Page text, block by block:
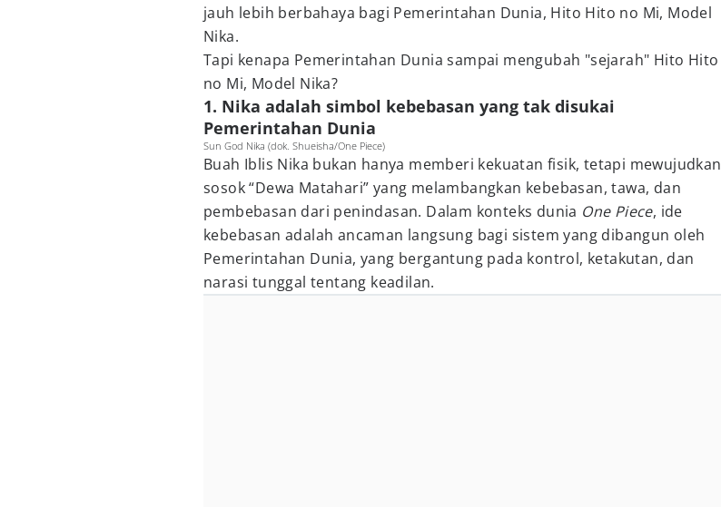
jauh lebih berbahaya bagi Pemerintahan Dunia, Hito Hito no Mi, Model
Nika.
Tapi kenapa Pemerintahan Dunia sampai mengubah "sejarah" Hito Hito
no Mi, Model Nika?
1. Nika adalah simbol kebebasan yang tak disukai
Pemerintahan Dunia
Sun God Nika (dok. Shueisha/One Piece)
Buah Iblis Nika bukan hanya memberi kekuatan fisik, tetapi mewujudkan
sosok “Dewa Matahari” yang melambangkan kebebasan, tawa, dan
pembebasan dari penindasan. Dalam konteks dunia One Piece, ide
kebebasan adalah ancaman langsung bagi sistem yang dibangun oleh
Pemerintahan Dunia, yang bergantung pada kontrol, ketakutan, dan
narasi tunggal tentang keadilan.